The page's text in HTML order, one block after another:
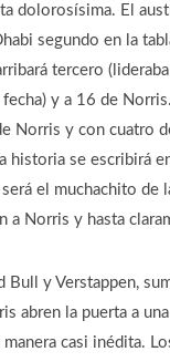
dolorosísima. El
segundo en la
tercero
y a 16 de
Norris y con cuatro
historia se escribirá
el muchachito de
a Norris y hasta
Bull y Verstappen,
abren la puerta a
casi inédita.